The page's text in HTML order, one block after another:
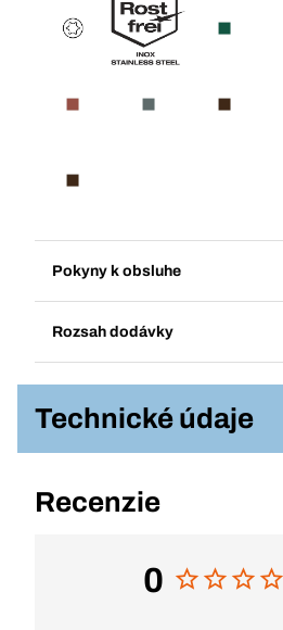
Pokyny k obsluhe
Rozsah dodávky
Technické údaje
Recenzie
0